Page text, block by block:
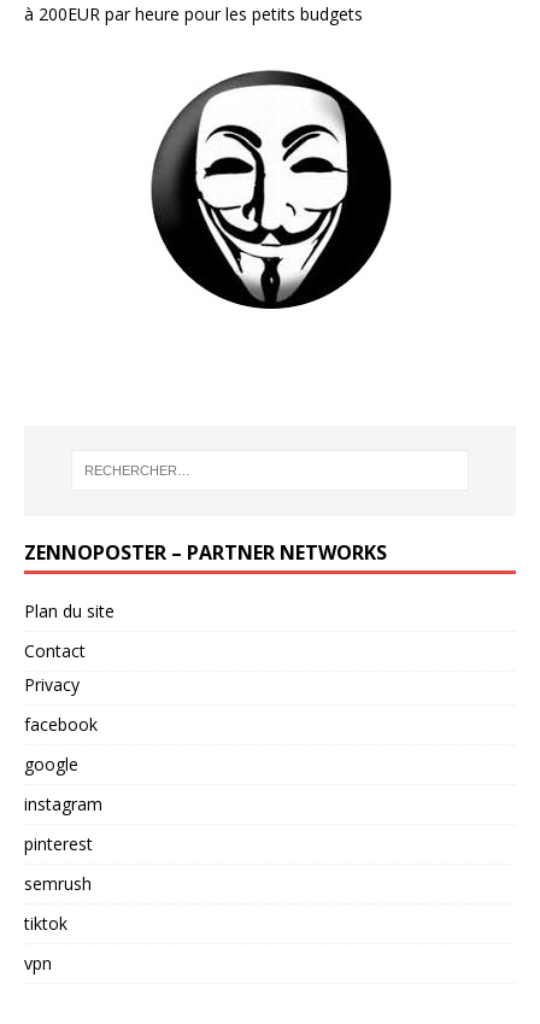
à 200EUR par heure pour les petits budgets
ZENNOPOSTER – PARTNER NETWORKS
Plan du site
Contact
Privacy
facebook
google
instagram
pinterest
semrush
tiktok
vpn